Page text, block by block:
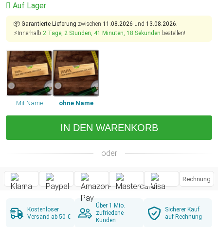
Auf Lager
📦 Garantierte Lieferung zwischen 11.08.2026 und 13.08.2026.
⚡Innerhalb 2 Tage, 2 Stunden, 41 Minuten, 18 Sekunden bestellen!
Mit Name ohne Name
IN DEN WARENKORB
oder
Rechnung
Kostenloser
Versand ab 50 €
Über 1 Mio.
zufriedene
Kunden
Sicherer Kauf
auf Rechnung